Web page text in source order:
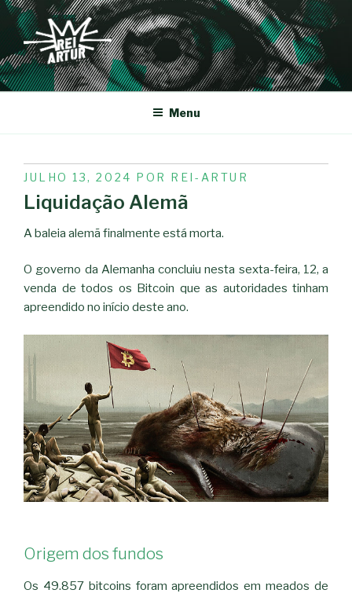
Saltar
para
conteúdo
REI-ARTUR
Menu
PUBLICADO
EM
JULHO 13, 2024 POR REI-ARTUR
Liquidação Alemã
A baleia alemã finalmente está morta.
O governo da Alemanha concluiu nesta sexta-feira, 12, a
venda de todos os Bitcoin que as autoridades tinham
apreendido no início deste ano.
Origem dos fundos
Os 49.857 bitcoins foram apreendidos em meados de